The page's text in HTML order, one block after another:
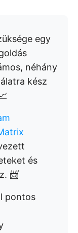
egy
néhány
kész
és
📨
pontos